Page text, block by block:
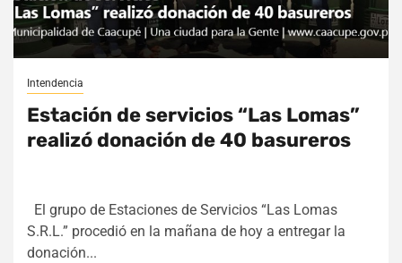
Intendencia
Estación de servicios “Las Lomas”
realizó donación de 40 basureros
El grupo de Estaciones de Servicios “Las Lomas
S.R.L.” procedió en la mañana de hoy a entregar la
donación...